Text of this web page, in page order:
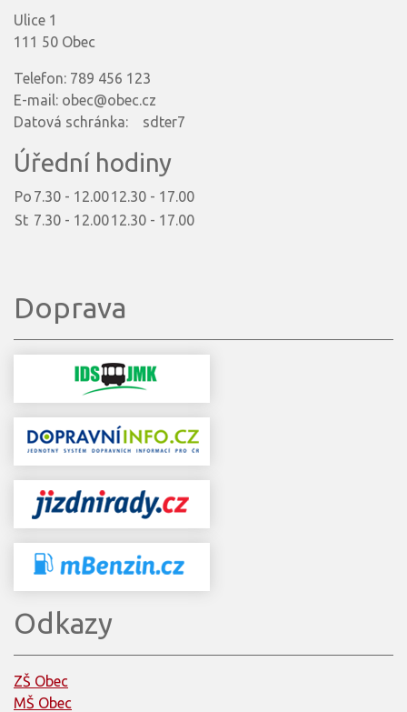
Ulice 1
111 50 Obec
Telefon: 789 456 123
E-mail: obec@obec.cz
Datová schránka: sdter7
Úřední hodiny
Po 7.30 - 12.0012.30 - 17.00
St 7.30 - 12.0012.30 - 17.00
Doprava
Odkazy
ZŠ Obec
MŠ Obec